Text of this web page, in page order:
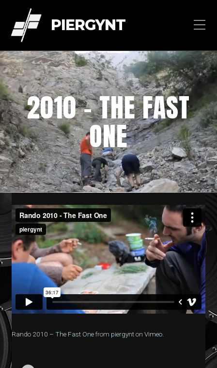
PIERGYNT
2010 – THE FAST
ONE
Rando 2010 – The Fast Onefrom piergynton Vimeo